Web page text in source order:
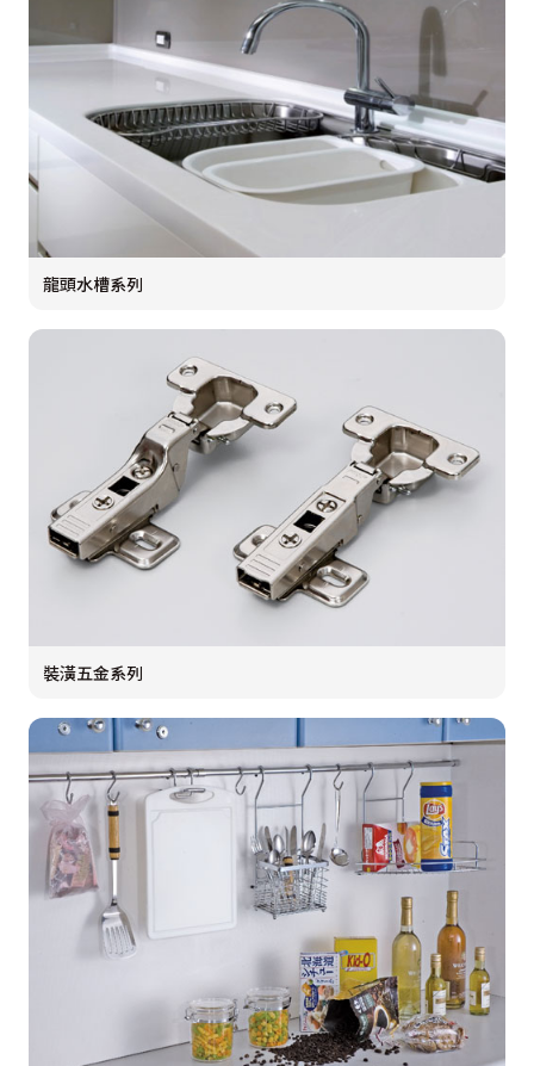
龍頭水槽系列
裝潢五金系列